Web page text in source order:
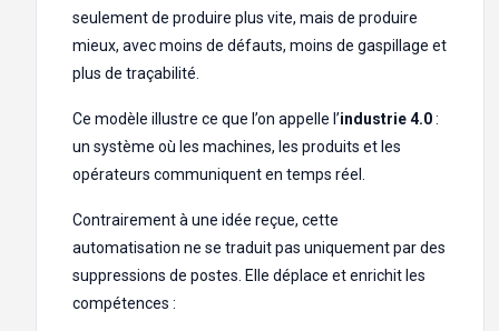
seulement de produire plus vite, mais de produire
mieux, avec moins de défauts, moins de gaspillage et
plus de traçabilité.
Ce modèle illustre ce que l’on appelle l’industrie 4.0:
un système où les machines, les produits et les
opérateurs communiquent en temps réel.
Contrairement à une idée reçue, cette
automatisation ne se traduit pas uniquement par des
suppressions de postes. Elle déplace et enrichit les
compétences :